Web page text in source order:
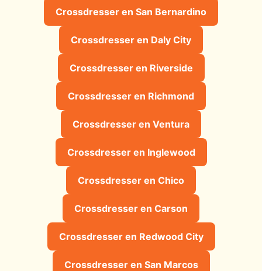
Crossdresser en San Bernardino
Crossdresser en Daly City
Crossdresser en Riverside
Crossdresser en Richmond
Crossdresser en Ventura
Crossdresser en Inglewood
Crossdresser en Chico
Crossdresser en Carson
Crossdresser en Redwood City
Crossdresser en San Marcos